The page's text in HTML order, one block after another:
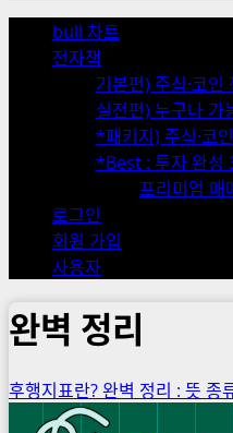
Menu
bull 차트
전자책
기본편) 주식·코
실전편) 누구나 가
*패키지) 주식·코
*Best : 투자 완성
프리미엄 매
로그인
회원 가입
사용자
완벽 정리
후행지표란? 완벽 정리 : 뜻 종